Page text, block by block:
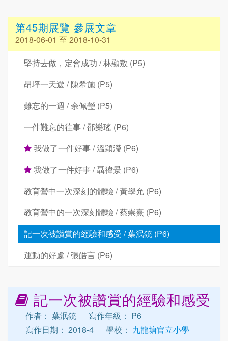
第45期展覽 參展文章
2018-06-01 至 2018-10-31
堅持去做，定會成功 / 林顯敖 (P5)
昂坪一天遊 / 陳希施 (P5)
難忘的一週 / 余佩瑩 (P5)
一件難忘的往事 / 邵樂瑤 (P6)
我做了一件好事 / 溫穎瀅 (P6)
我做了一件好事 / 聶禕景 (P6)
教育營中一次深刻的體驗 / 黃學允 (P6)
教育營中的一次深刻體驗 / 蔡崇熹 (P6)
記一次被讚賞的經驗和感受 / 葉泯銃 (P6)
運動的好處 / 張皓言 (P6)
記一次被讚賞的經驗和感受
作者： 葉泯銃
寫作年級： P6
寫作日期： 2018-4
學校： 九龍塘官立小學